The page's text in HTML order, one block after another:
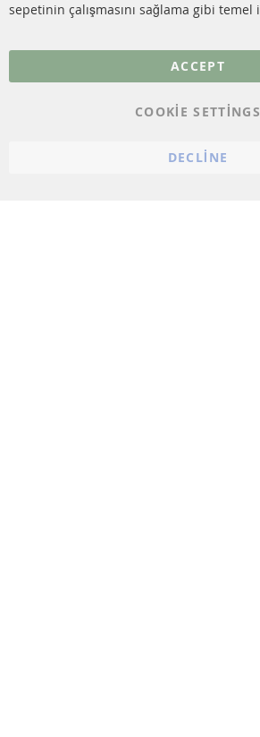
Daha fazla link
Veri koruma
Genel Çalışma Koşulları
sepetinin çalışmasını sağlama gibi
ACCEPT
COOKIE SETTINGS
DECLINE